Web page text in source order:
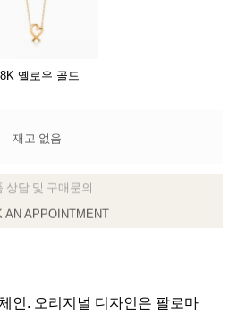
옐로우 골드
재고 없음
게 문의하거나 예약하세요
인. 오리지널 디자인은 팔로마